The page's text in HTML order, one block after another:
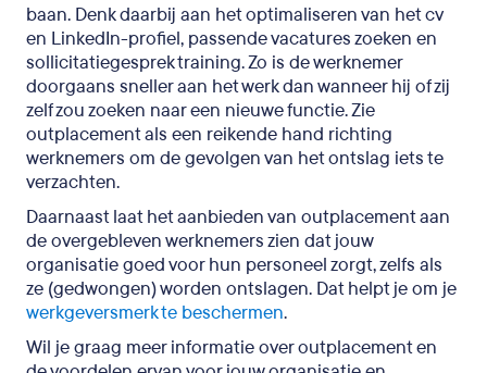
baan. Denk daarbij aan het optimaliseren van het cv
en LinkedIn-profiel, passende vacatures zoeken en
sollicitatiegesprek training. Zo is de werknemer
doorgaans sneller aan het werk dan wanneer hij of zij
zelf zou zoeken naar een nieuwe functie. Zie
outplacement als een reikende hand richting
werknemers om de gevolgen van het ontslag iets te
verzachten.
Daarnaast laat het aanbieden van outplacement aan
de overgebleven werknemers zien dat jouw
organisatie goed voor hun personeel zorgt, zelfs als
ze (gedwongen) worden ontslagen. Dat helpt je om je
werkgeversmerk te beschermen.
Wil je graag meer informatie over outplacement en